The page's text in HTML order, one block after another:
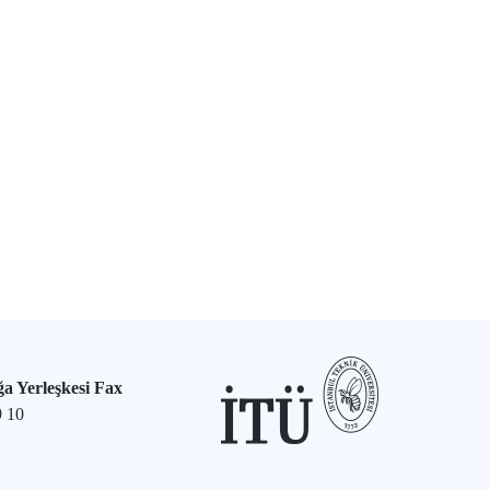
Yerleşkesi Fax
10